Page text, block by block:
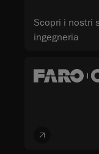
Scopri i nostri
ingegneria